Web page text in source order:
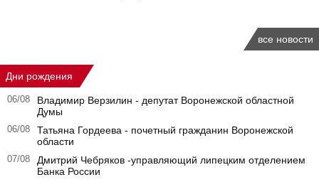
все новости
Дни рождения
06/08
Владимир Верзилин - депутат Воронежской областной
Думы
06/08
Татьяна Гордеева - почетный гражданин Воронежской
области
07/08
Дмитрий Чебряков -управляющий липецким отделением
Банка России